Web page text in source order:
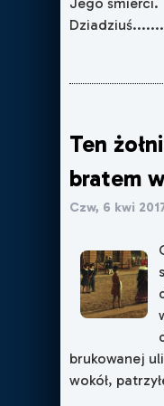
Dziadziuś.......
Ten
bratem
Czw, 6 kwi
brukowanej
wokół,